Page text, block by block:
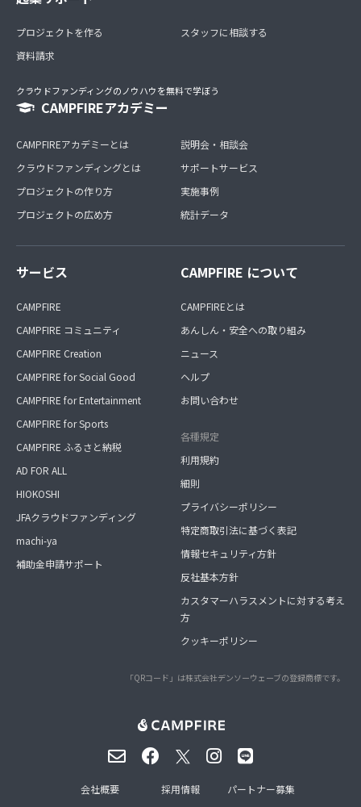
プロジェクトを作る
資料請求
スタッフに相談する
クラウドファンディングのノウハウを無料で学ぼう
CAMPFIREアカデミー
CAMPFIREアカデミーとは
クラウドファンディングとは
プロジェクトの作り方
プロジェクトの広め方
説明会・相談会
サポートサービス
実施事例
統計データ
サービス
CAMPFIRE
CAMPFIRE コミュニティ
CAMPFIRE Creation
CAMPFIRE for Social Good
CAMPFIRE for Entertainment
CAMPFIRE for Sports
CAMPFIRE ふるさと納税
AD FOR ALL
HIOKOSHI
JFAクラウドファンディング
machi-ya
補助金申請サポート
CAMPFIRE について
CAMPFIREとは
あんしん・安全への取り組み
ニュース
ヘルプ
お問い合わせ
各種規定
利用規約
細則
プライバシーポリシー
特定商取引法に基づく表記
情報セキュリティ方針
反社基本方針
カスタマーハラスメントに対する考え
方
クッキーポリシー
「QRコード」は株式会社デンソーウェーブの登録商標です。
会社概要 採用情報 パートナー募集